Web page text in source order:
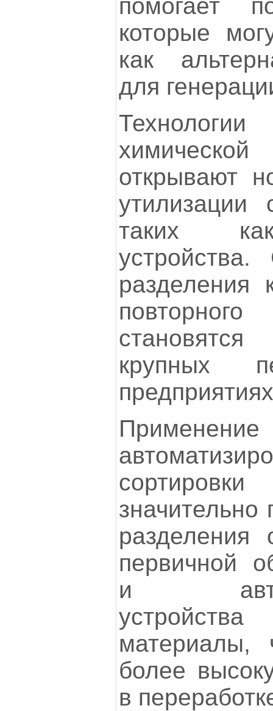
помогает
которые
как
для
открывают
утилизации
таких
разделения
крупных
Применение
значительно
разделения
первичной
и
материалы,
более
в